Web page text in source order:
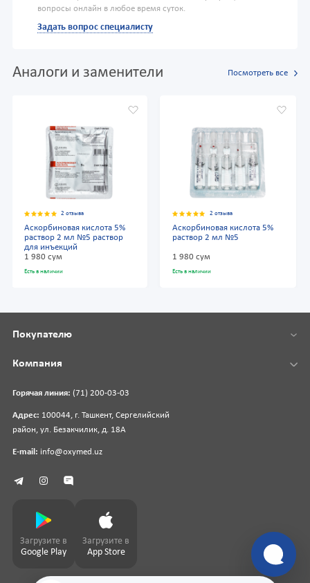
вопросы онлайн в любое время суток.
Задать вопрос специалисту
Аналоги и заменители Посмотреть все
2 отзыва
Аскорбиновая кислота 5%
раствор 2 мл №5 раствор
для инъекций
1 980 сум
Есть в наличии
2 отзыва
Аскорбиновая кислота 5%
раствор 2 мл №5
1 980 сум
Есть в наличии
Горячая линия: (71) 200-03-03
Адрес: 100044, г. Ташкент, Сергелийский
район, ул. Безакчилик, д. 18А
E-mail: info@oxymed.uz
Покупателю
Компания
Загрузите в
Google Play
Загрузите в
App Store